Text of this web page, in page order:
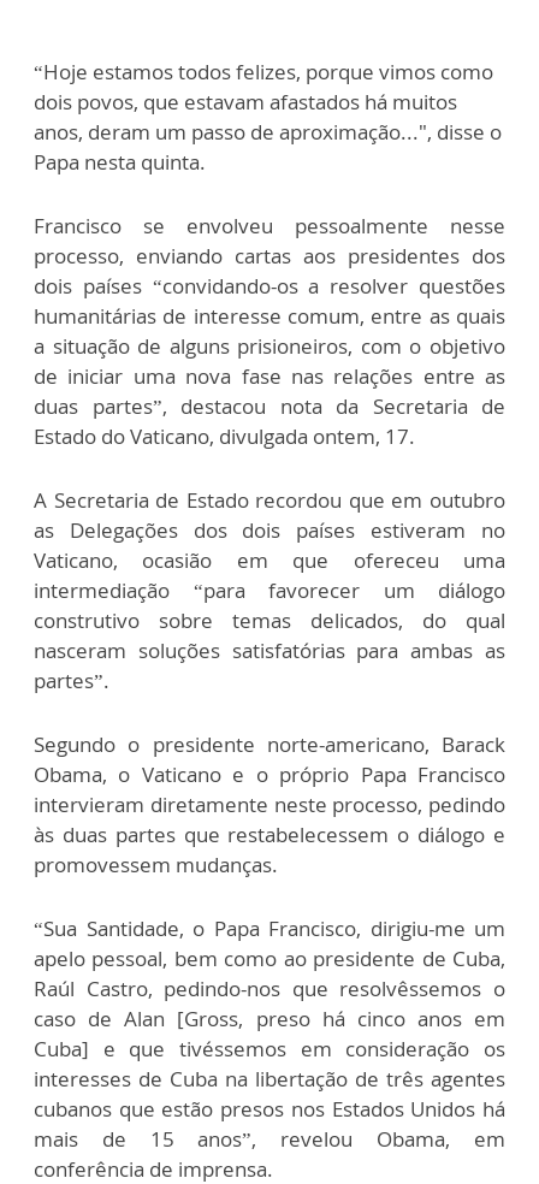
“Hoje estamos todos felizes, porque vimos como
dois povos, que estavam afastados há muitos
anos, deram um passo de aproximação...", disse o
Papa nesta quinta.
Francisco se envolveu pessoalmente nesse
processo, enviando cartas aos presidentes dos
dois países “convidando-os a resolver questões
humanitárias de interesse comum, entre as quais
a situação de alguns prisioneiros, com o objetivo
de iniciar uma nova fase nas relações entre as
duas partes”, destacou nota da Secretaria de
Estado do Vaticano, divulgada ontem, 17.
A Secretaria de Estado recordou que em outubro
as Delegações dos dois países estiveram no
Vaticano, ocasião em que ofereceu uma
intermediação “para favorecer um diálogo
construtivo sobre temas delicados, do qual
nasceram soluções satisfatórias para ambas as
partes”.
Segundo o presidente norte-americano, Barack
Obama, o Vaticano e o próprio Papa Francisco
intervieram diretamente neste processo, pedindo
às duas partes que restabelecessem o diálogo e
promovessem mudanças.
“Sua Santidade, o Papa Francisco, dirigiu-me um
apelo pessoal, bem como ao presidente de Cuba,
Raúl Castro, pedindo-nos que resolvêssemos o
caso de Alan [Gross, preso há cinco anos em
Cuba] e que tivéssemos em consideração os
interesses de Cuba na libertação de três agentes
cubanos que estão presos nos Estados Unidos há
mais de 15 anos”, revelou Obama, em
conferência de imprensa.